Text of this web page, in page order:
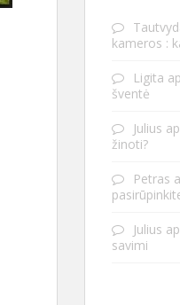
kameros :
Ligita
šventė
Julius
žinoti?
Petras
Julius
savimi